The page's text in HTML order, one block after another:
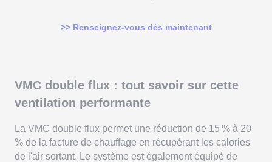
>> Renseignez-vous dès maintenant
VMC double flux : tout savoir sur cette
ventilation performante
La VMC double flux permet une réduction de 15 % à 20
% de la facture de chauffage en récupérant les calories
de l'air sortant. Le système est également équipé de